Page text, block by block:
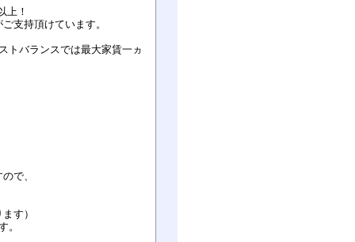
上！
支持頂けています。
トバランスでは最大家賃一ヵ
で、
す）
。